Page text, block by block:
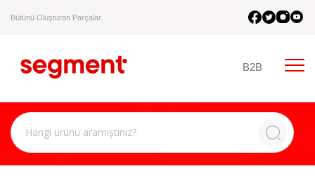
Bütünü Oluşturan Parçalar.
B2B